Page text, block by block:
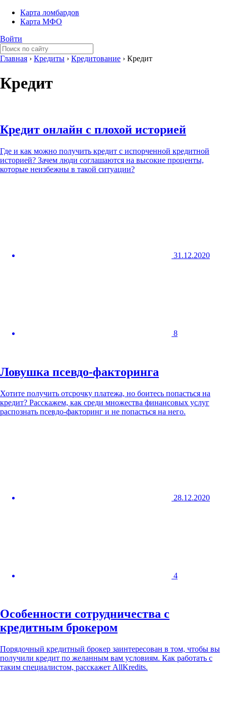
Карта ломбардов
Карта МФО
Войти
Главная › Кредиты › Кредитование › Кредит
Кредит
Кредит онлайн с плохой историей
Где и как можно получить кредит с испорченной кредитной
историей? Зачем люди соглашаются на высокие проценты,
которые неизбежны в такой ситуации?
31.12.2020
8
Ловушка псевдо-факторинга
Хотите получить отсрочку платежа, но боитесь попасться на
кредит? Расскажем, как среди множества финансовых услуг
распознать псевдо-факторинг и не попасться на него.
28.12.2020
4
Особенности сотрудничества с
кредитным брокером
Порядочный кредитный брокер заинтересован в том, чтобы вы
получили кредит по желанным вам условиям. Как работать с
таким специалистом, расскажет AllKredits.